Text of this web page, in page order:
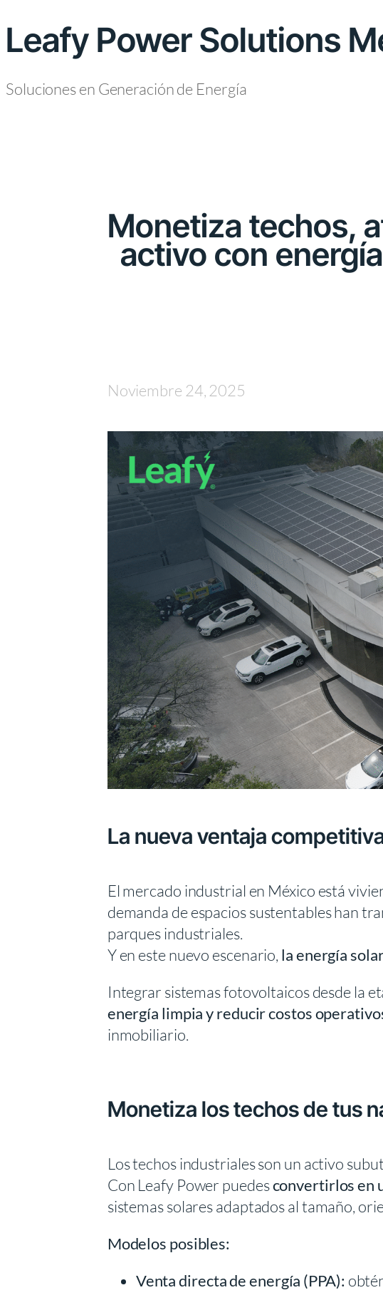
Leafy Power Solutions
Soluciones en Generación de Energía
Monetiza techos,
activo con
Noviembre 24, 2025
La nueva ventaja
El mercado industrial en México está
demanda de espacios sustentables han
parques industriales.
Y en este nuevo escenario, la energía
Integrar sistemas fotovoltaicos desde la
energía limpia y reducir costos
inmobiliario.
Monetiza los techos de tus
Los techos industriales son un activo
Con Leafy Power puedesconvertirlos en
sistemas solares adaptados al tamaño,
Modelos posibles:
Venta directa de energía (PPA):